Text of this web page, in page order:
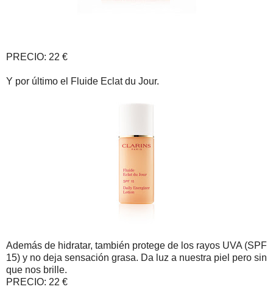
PRECIO: 22 €
Y por último el Fluide Eclat du Jour.
Además de hidratar, también protege de los rayos UVA (SPF
15) y no deja sensación grasa. Da luz a nuestra piel pero sin
que nos brille.
PRECIO: 22 €